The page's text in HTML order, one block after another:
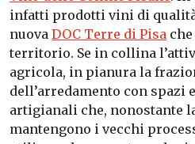
infatti prodotti vini di qualità
nuova DOC Terre di Pisa
territorio. Se in collina
agricola, in pianura la
dell’arredamento con spazi
artigianali che, nonostante
mantengono i vecchi